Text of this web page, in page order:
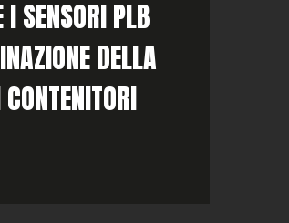
SENSORI PLB
DELLA